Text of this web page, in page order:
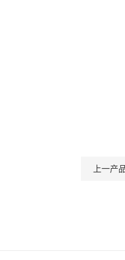
上一产